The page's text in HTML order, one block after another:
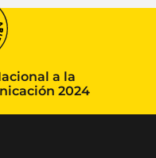
a la
2024